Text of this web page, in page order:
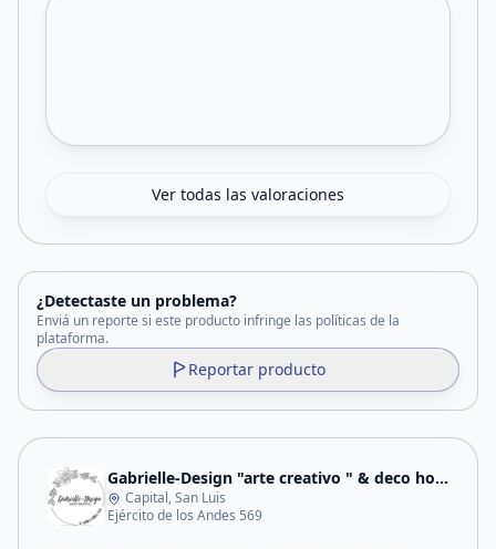
Ver todas las valoraciones
¿Detectaste un problema?
Enviá un reporte si este producto infringe las políticas de la
plataforma.
Reportar producto
Gabrielle-Design "arte creativo " & deco hogar
Capital, San Luis
Ejército de los Andes 569